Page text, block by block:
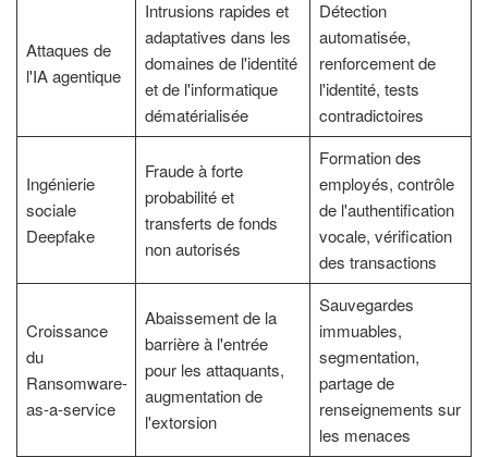
Attaques de
l'IA agentique
Intrusions rapides et
adaptatives dans les
domaines de l'identité
et de l'informatique
dématérialisée
Détection
automatisée,
renforcement de
l'identité, tests
contradictoires
Ingénierie
sociale
Deepfake
Fraude à forte
probabilité et
transferts de fonds
non autorisés
Formation des
employés, contrôle
de l'authentification
vocale, vérification
des transactions
Croissance
du
Ransomware-
as-a-service
Abaissement de la
barrière à l'entrée
pour les attaquants,
augmentation de
l'extorsion
Sauvegardes
immuables,
segmentation,
partage de
renseignements sur
les menaces